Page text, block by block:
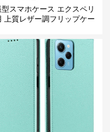
スマホケース エクスペリ
上質レザー調フリップケー